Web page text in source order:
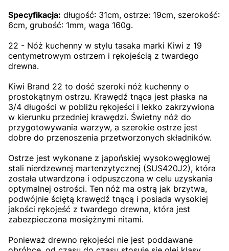
Specyfikacja: długość: 31cm, ostrze: 19cm, szerokość:
6cm, grubość: 1mm, waga 160g.
22 - Nóż kuchenny w stylu tasaka marki Kiwi z 19
centymetrowym ostrzem i rękojeścią z twardego
drewna.
Kiwi Brand 22 to dość szeroki nóż kuchenny o
prostokątnym ostrzu. Krawędź tnąca jest płaska na
3/4 długości w pobliżu rękojeści i lekko zakrzywiona
w kierunku przedniej krawędzi. Świetny nóż do
przygotowywania warzyw, a szerokie ostrze jest
dobre do przenoszenia przetworzonych składników.
Ostrze jest wykonane z japońskiej wysokowęglowej
stali nierdzewnej martenzytycznej (SUS420J2), która
została utwardzona i odpuszczona w celu uzyskania
optymalnej ostrości. Ten nóż ma ostrą jak brzytwa,
podwójnie ściętą krawędź tnącą i posiada wysokiej
jakości rękojeść z twardego drewna, która jest
zabezpieczona mosiężnymi nitami.
Ponieważ drewno rękojeści nie jest poddawane